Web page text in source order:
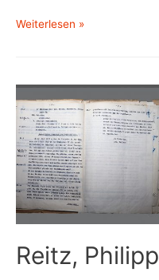
Ofenloch,
Weiterlesen »
Reitz, Philipp